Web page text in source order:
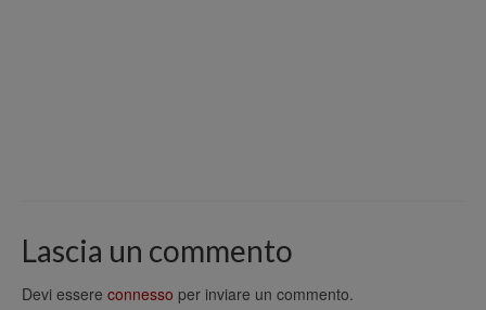
Lascia un commento
Devi essere connesso per inviare un commento.